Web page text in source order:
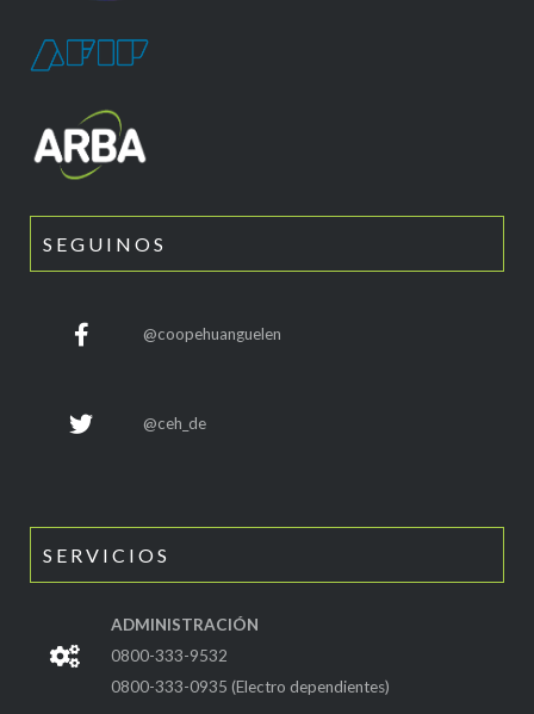
SEGUINOS
@coopehuanguelen
@ceh_de
SERVICIOS
ADMINISTRACIÓN
0800-333-9532
0800-333-0935 (Electro dependientes)